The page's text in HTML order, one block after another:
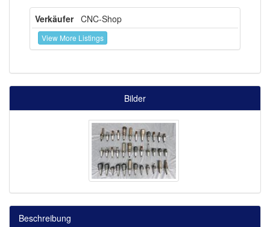
VerkäuferCNC-Shop
View More Listings
Bilder
Beschreibung